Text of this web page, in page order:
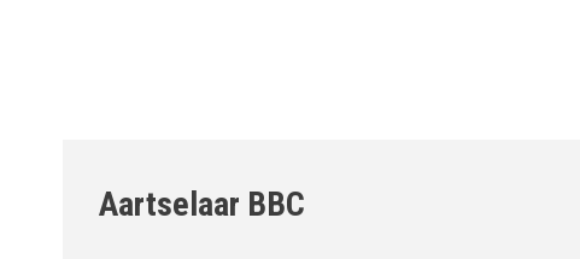
Aartselaar BBC